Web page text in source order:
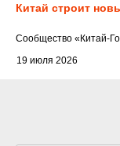
Китай строит
19 июля 2026
Cообщество «Китай-